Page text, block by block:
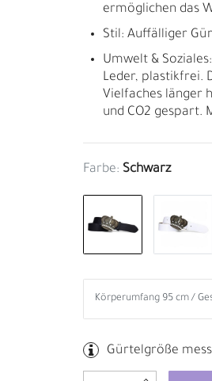
ermöglichen das
Stil: Auffälliger
Umwelt &
Leder, plastikfrei.
Vielfaches länger
und CO2 gespart.
Farbe: Schwarz
Gürtelgröße